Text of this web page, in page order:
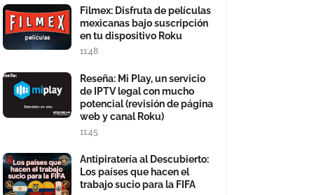
Filmex: Disfruta de películas
mexicanas bajo suscripción
en tu dispositivo Roku
11:48
Reseña: Mi Play, un servicio
de IPTV legal con mucho
potencial (revisión de página
web y canal Roku)
11:45
Antipiratería al Descubierto:
Los países que hacen el
trabajo sucio para la FIFA